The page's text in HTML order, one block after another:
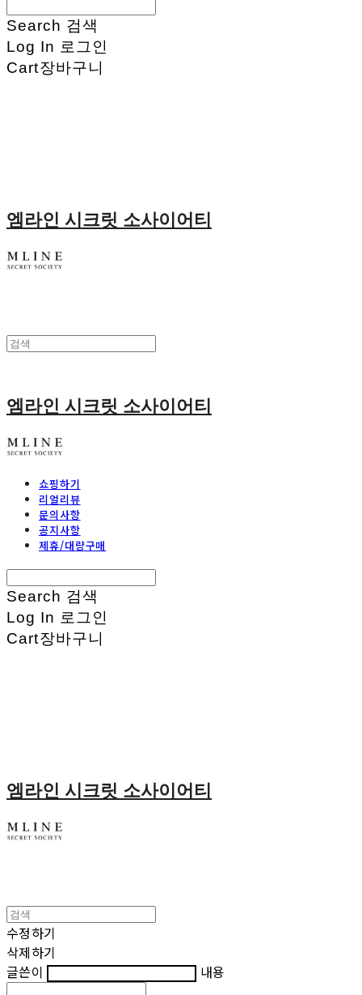
Search 검색
Log In 로그인
Cart장바구니
엠라인 시크릿 소사이어티
엠라인 시크릿 소사이어티
쇼핑하기
리얼리뷰
문의사항
공지사항
제휴/대량구매
Search 검색
Log In 로그인
Cart장바구니
엠라인 시크릿 소사이어티
수정하기
삭제하기
글쓴이
내용